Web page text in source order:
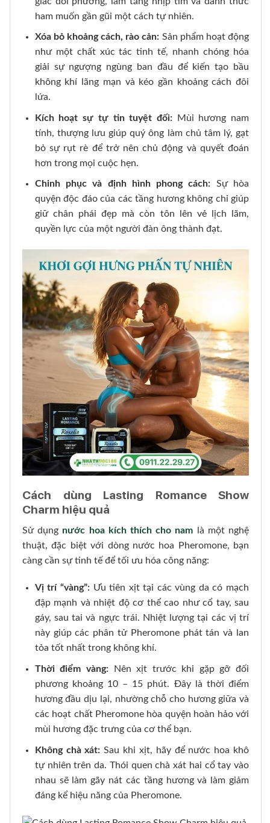
ham muốn gần gũi một cách tự nhiên.
Xóa bỏ khoảng cách, rào cản: Sản phẩm hoạt động
như một chất xúc tác tinh tế, nhanh chóng hóa
giải sự ngượng ngùng ban đầu để kiến tạo bầu
không khí lãng mạn và kéo gần khoảng cách đôi
lứa.
Kích hoạt sự tự tin tuyệt đối:Mùi hương nam
tính, thượng lưu giúp quý ông làm chủ tâm lý, gạt
bỏ sự rụt rè để trở nên chủ động và quyết đoán
hơn trong mọi cuộc hẹn.
Chinh phục và định hình phong cách: Sự hòa
quyện độc đáo của các tầng hương không chỉ giúp
giữ chân phái đẹp mà còn tôn lên vẻ lịch lãm,
quyền lực của một người đàn ông thành đạt.
Cách dùng Lasting Romance Show
Charm hiệu quả
Sử dụng nước hoa kích thích cho nam là một nghệ
thuật, đặc biệt với dòng nước hoa Pheromone, bạn
càng cần sự tinh tế để tối ưu hóa công năng:
Vị trí “vàng”:Ưu tiên xịt tại các vùng da có mạch
đập mạnh và nhiệt độ cơ thể cao như cổ tay, sau
gáy, sau tai và ngực trái. Nhiệt lượng tại các vị trí
này giúp các phân tử Pheromone phát tán và lan
tỏa tốt nhất trong không khí.
Thời điểm vàng:Nên xịt trước khi gặp gỡ đối
phương khoảng 10 – 15 phút. Đây là thời điểm
hương đầu dịu lại, nhường chỗ cho hương giữa và
các hoạt chất Pheromone hòa quyện hoàn hảo với
mùi hương đặc trưng của cơ thể bạn.
Không chà xát: Sau khi xịt, hãy để nước hoa khô
tự nhiên trên da. Thói quen chà xát hai cổ tay vào
nhau sẽ làm gãy nát các tầng hương và làm giảm
đáng kể hiệu năng của Pheromone.